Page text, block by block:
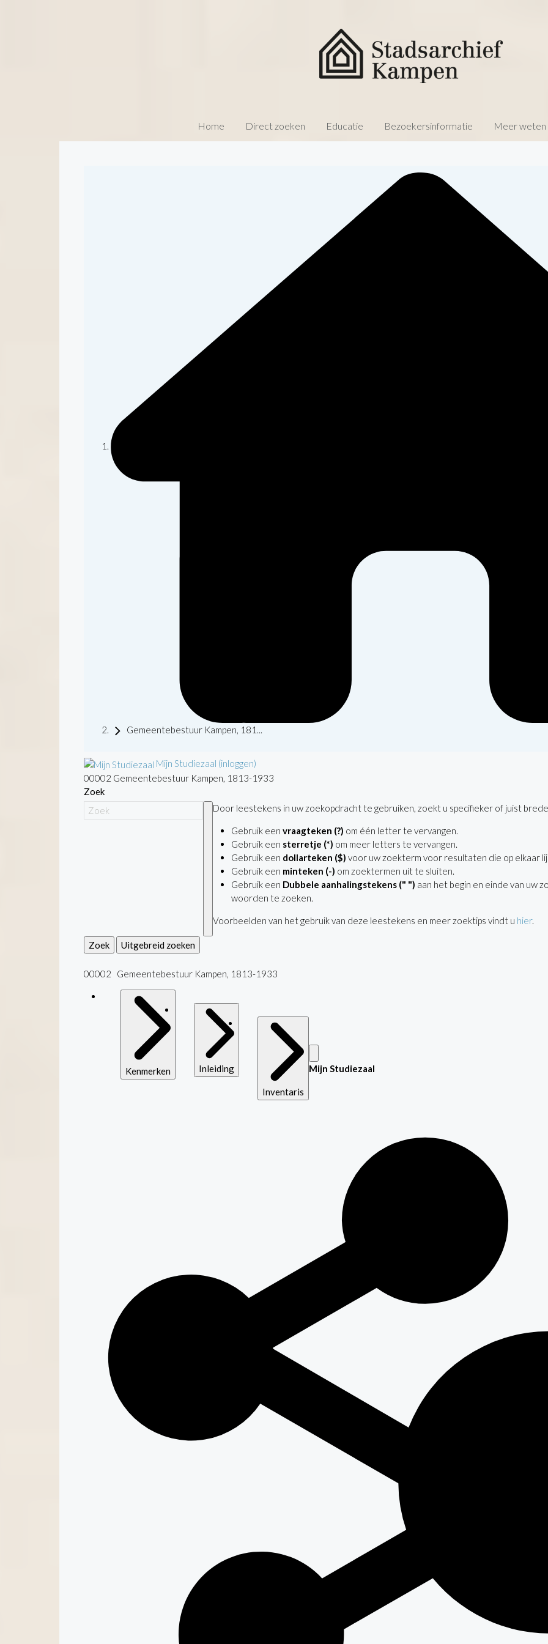
Home Direct zoeken Educatie Bezoekersinformatie Meer weten
Gemeentebestuur Kampen, 181...
Mijn Studiezaal (inloggen)
00002 Gemeentebestuur Kampen, 1813-1933
Zoek
Door leestekens in uw zoekopdracht te gebruiken, zoekt u specifieker of juist
Gebruik een vraagteken (?) om één letter te vervangen.
Gebruik een sterretje (*) om meer letters te vervangen.
Gebruik een dollarteken ($) voor uw zoekterm voor resultaten die op elkaar
Gebruik een minteken (-) om zoektermen uit te sluiten.
Gebruik een Dubbele aanhalingstekens (" ") aan het begin en einde van uw
woorden te zoeken.
Voorbeelden van het gebruik van deze leestekens en meer zoektips vindt u hier.
Zoek Uitgebreid zoeken
00002 Gemeentebestuur Kampen, 1813-1933
Kenmerken Inleiding
Inventaris
Mijn Studiezaal